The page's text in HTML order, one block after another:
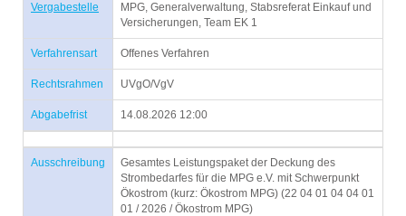
Vergabestelle
MPG, Generalverwaltung, Stabsreferat Einkauf und
Versicherungen, Team EK 1
Verfahrensart Offenes Verfahren
Rechtsrahmen UVgO/VgV
Abgabefrist 14.08.2026 12:00
Ausschreibung
Gesamtes Leistungspaket der Deckung des
Strombedarfes für die MPG e.V. mit Schwerpunkt
Ökostrom (kurz: Ökostrom MPG) (22 04 01 04 04 01
01 / 2026 / Ökostrom MPG)